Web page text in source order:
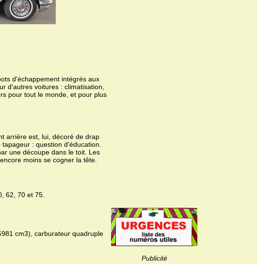
Publicité
d'échappement intégrés aux
d'autres voitures : climatisation,
pour tout le monde, et pour plus
arrière est, lui, décoré de drap
: question d'éducation.
une découpe dans le toit. Les
moins se cogner la tête.
62, 70 et 75.
cm3), carburateur quadruple